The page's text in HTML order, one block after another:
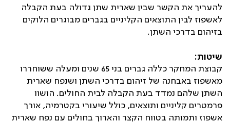
להעריך את הקשר שבין שארית שתן גדולה בעת הקבלה
לאשפוז לבין התוצאים הקליניים בגברים מבוגרים הלוקים
בזיהום בדרכי השתן.
שיטות:
קבוצת המחקר כללה גברים בני 65 שנים ומעלה ששוחררו
מאשפוז באבחנה של זיהום בדרכי השתן ושנפח שארית
השתן שלהם נמדד בעת הקבלה לבית החולים. הושוו
פרמטרים קליניים ותוצאים, כולל שיעורי בקטרמיה, אורך
אשפוז ותמותה בטווח הקצר והארוך בחולים עם נפח שארית